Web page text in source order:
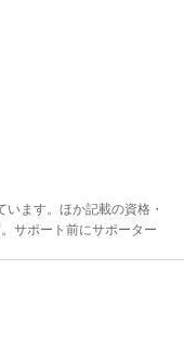
ます。ほか記載の資格・
サポート前にサポーター